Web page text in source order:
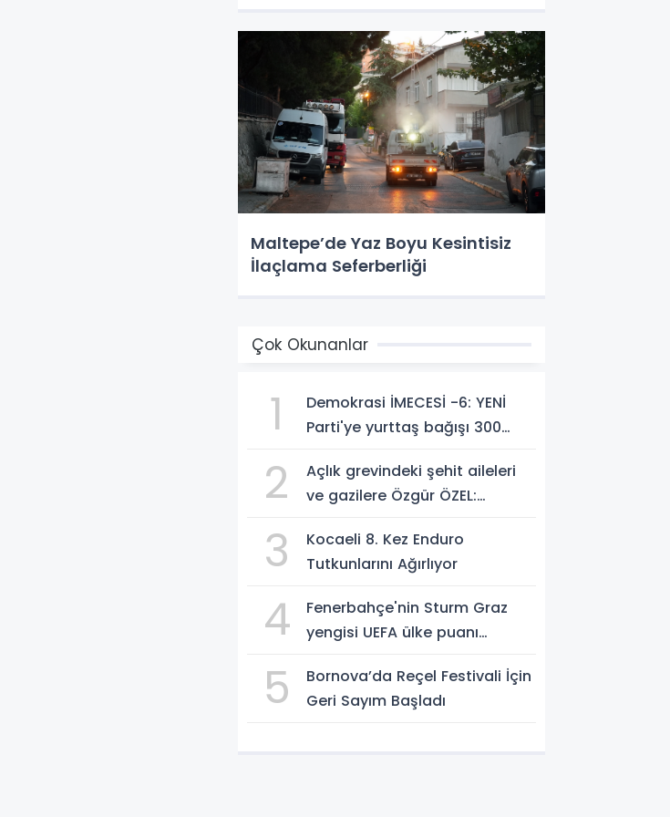
Maltepe’de Yaz Boyu Kesintisiz
İlaçlama Seferberliği
Çok Okunanlar
1
Demokrasi İMECESİ -6: YENİ
Parti'ye yurttaş bağışı 300
2
Açlık grevindeki şehit aileleri
ve gazilere Özgür ÖZEL:
yanınızdayız'
3
Kocaeli 8. Kez Enduro
Tutkunlarını Ağırlıyor
4
Fenerbahçe'nin Sturm Graz
yengisi UEFA ülke puanı
5
Bornova’da Reçel Festivali İçin
Geri Sayım Başladı